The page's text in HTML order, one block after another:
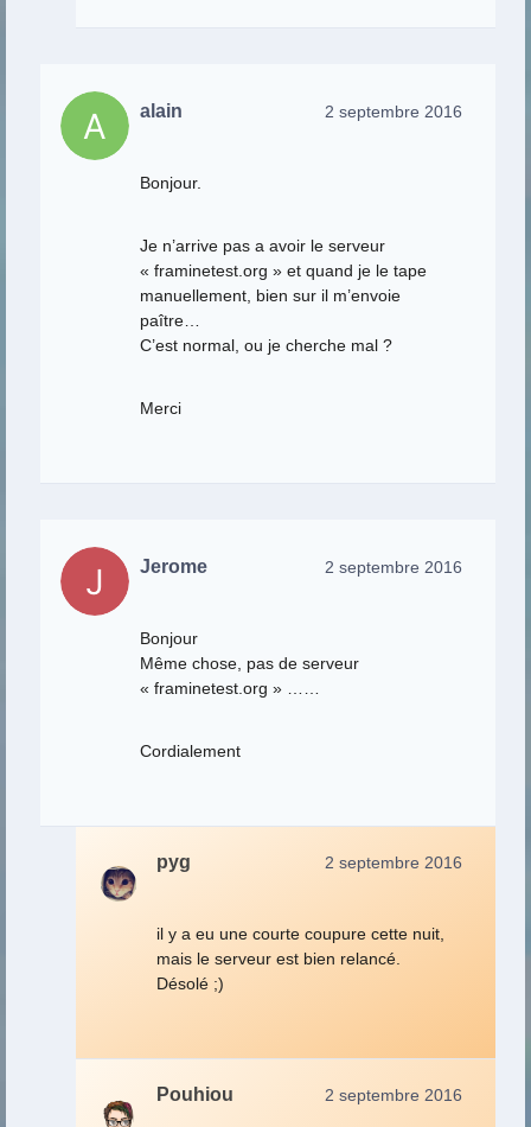
alain 2 septembre 2016
Bonjour.
Je n’arrive pas a avoir le serveur
« framinetest.org » et quand je le tape
manuellement, bien sur il m’envoie
paître…
C’est normal, ou je cherche mal ?
Merci
Jerome 2 septembre 2016
Bonjour
Même chose, pas de serveur
« framinetest.org » ……
Cordialement
pyg 2 septembre 2016
il y a eu une courte coupure cette nuit,
mais le serveur est bien relancé.
Désolé ;)
Pouhiou 2 septembre 2016